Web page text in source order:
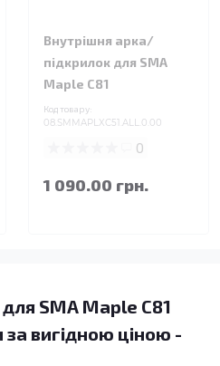
Внутрішня арка/
підкрилок для SMA
Maple C81
Код товару:
08.SMMAPLXC51.ALL.0.00
0
1 090.00 грн.
SMA Maple C81
вигідною ціною -